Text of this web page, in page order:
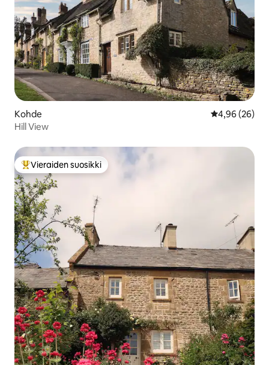
Kohde
4,96 (26)
Hill View
Vieraiden suosikkien parhaimmistoa
Vieraiden suosikki